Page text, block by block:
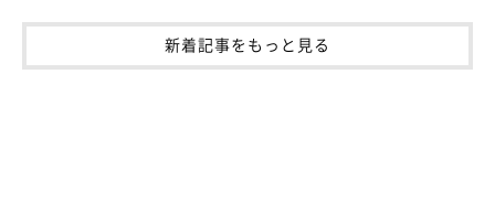
新着記事をもっと見る